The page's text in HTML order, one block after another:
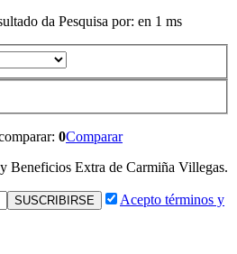
da Pesquisa por: en 1 ms
0Comparar
Beneficios Extra de Carmiña Villegas.
Acepto términos y